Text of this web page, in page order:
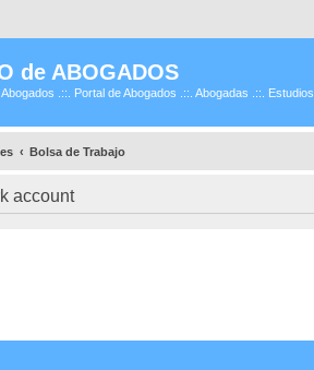
de ABOGADOS
.::. Portal de Abogados .::. Abogadas .::.
Bolsa de Trabajo
account